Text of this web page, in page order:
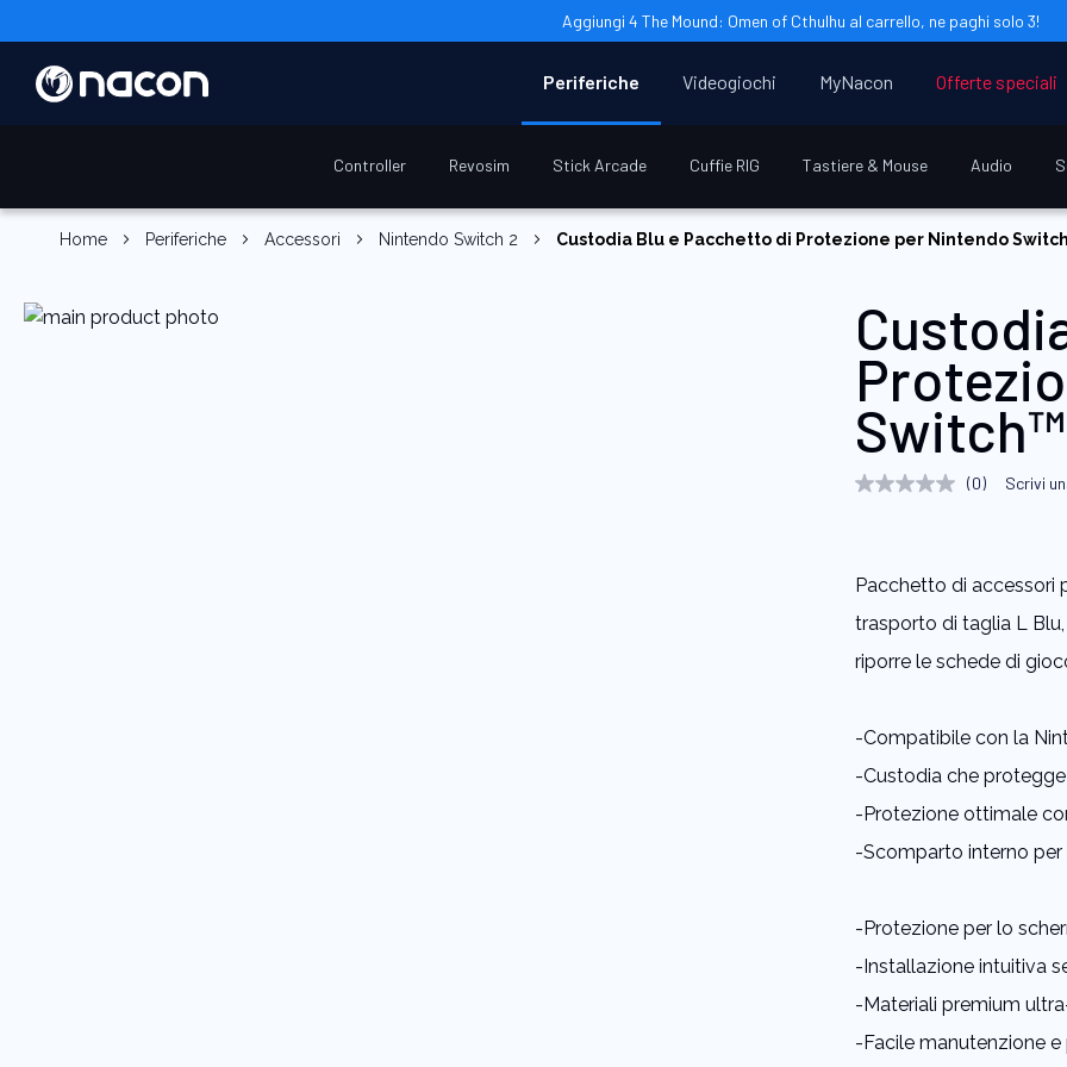
Aggiungi 4 The Mound: Omen of Cthulhu al carrello, ne paghi solo 3!
Periferiche
Controller Revosim Stick Arcade Cuffie RIG Tastiere & Mouse Audio
Videogiochi MyNacon Offerte speciali
Home Periferiche Accessori Nintendo Switch 2 Custodia Blu e Pacchetto di Protezione per Nintendo
Vai
Nessuna
pagina.
(0) Scrivi
Pacchetto di accessori
trasporto di taglia L
riporre le schede di
-Compatibile con la
-Custodia che
-Protezione ottimale
-Scomparto interno
-Protezione per lo
-Installazione intuitiva
-Materiali premium
-Facile manutenzione